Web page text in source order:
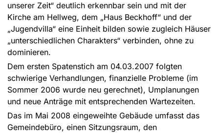
unserer Zeit“ deutlich erkennbar sein und mit der
Kirche am Hellweg, dem „Haus Beckhoff“ und der
„Jugendvilla“ eine Einheit bilden sowie zugleich Häuser
„unterschiedlichen Charakters“ verbinden, ohne zu
dominieren.
Dem ersten Spatenstich am 04.03.2007 folgten
schwierige Verhandlungen, finanzielle Probleme (im
Sommer 2006 wurde neu gerechnet), Umplanungen
und neue Anträge mit entsprechenden Wartezeiten.
Das im Mai 2008 eingeweihte Gebäude umfasst das
Gemeindebüro, einen Sitzungsraum, den